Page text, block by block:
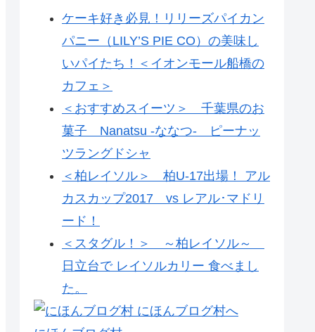
ケーキ好き必見！リリーズパイカン
パニー（LILY’S PIE CO）の美味し
いパイたち！＜イオンモール船橋の
カフェ＞
＜おすすめスイーツ＞ 千葉県のお
菓子 Nanatsu -ななつ- ピーナッ
ツラングドシャ
＜柏レイソル＞ 柏U-17出場！ アル
カスカップ2017 vs レアル･マドリ
ード！
＜スタグル！＞ ～柏レイソル～
日立台で レイソルカリー 食べまし
た。